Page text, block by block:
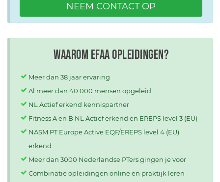
NEEM CONTACT OP
Waarom EFAA opleidingen?
Meer dan 38 jaar ervaring
Al meer dan 40.000 mensen opgeleid
NL Actief erkend kennispartner
Fitness A en B NL Actief erkend en EREPS level 3 (EU)
NASM PT Europe Active EQF/EREPS level 4 (EU)
erkend
Meer dan 3000 Nederlandse PTers gingen je voor
Combinatie opleidingen online en praktijk leren